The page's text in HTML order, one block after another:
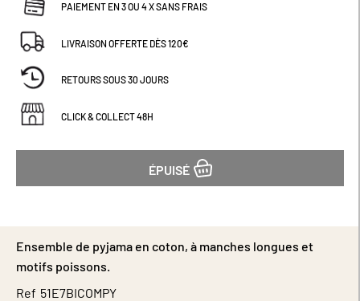
PAIEMENT EN 3 OU 4 X SANS FRAIS
LIVRAISON OFFERTE DÈS 120€
RETOURS SOUS 30 JOURS
CLICK & COLLECT 48H
ÉPUISÉ
Ensemble de pyjama en coton, à manches longues et
motifs poissons.
Ref 51E7BICOMPY